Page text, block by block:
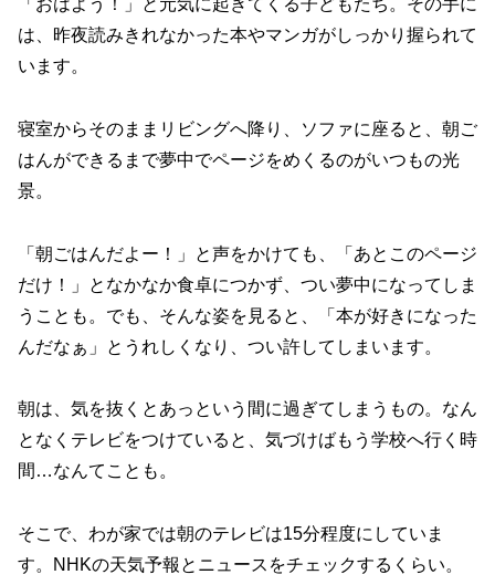
「おはよう！」と元気に起きてくる子どもたち。その手に
は、昨夜読みきれなかった本やマンガがしっかり握られて
います。
寝室からそのままリビングへ降り、ソファに座ると、朝ご
はんができるまで夢中でページをめくるのがいつもの光
景。
「朝ごはんだよー！」と声をかけても、「あとこのページ
だけ！」となかなか食卓につかず、つい夢中になってしま
うことも。でも、そんな姿を見ると、「本が好きになった
んだなぁ」とうれしくなり、つい許してしまいます。
朝は、気を抜くとあっという間に過ぎてしまうもの。なん
となくテレビをつけていると、気づけばもう学校へ行く時
間…なんてことも。
そこで、わが家では朝のテレビは15分程度にしていま
す。NHKの天気予報とニュースをチェックするくらい。